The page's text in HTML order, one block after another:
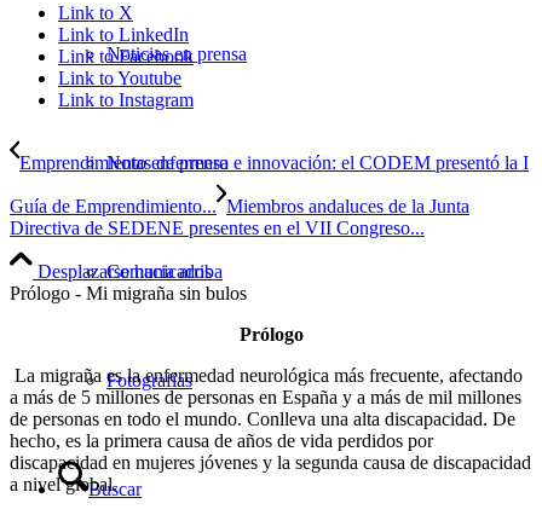
Noticias en prensa
Notas de prensa
Comunicados
Fotografías
Buscar
Link to X
Link to LinkedIn
Link to Facebook
Link to Youtube
Link to Instagram
Emprendimiento enfermero e innovación: el CODEM presentó la I
Guía de Emprendimiento... Miembros andaluces de la Junta
Directiva de SEDENE presentes en el VII Congreso...
Desplazarse hacia arriba
Prólogo - Mi migraña sin bulos
Prólogo
La migraña es la enfermedad neurológica más frecuente, afectando
a más de 5 millones de personas en España y a más de mil millones
de personas en todo el mundo. Conlleva una alta discapacidad. De
hecho, es la primera causa de años de vida perdidos por
discapacidad en mujeres jóvenes y la segunda causa de discapacidad
a nivel global.